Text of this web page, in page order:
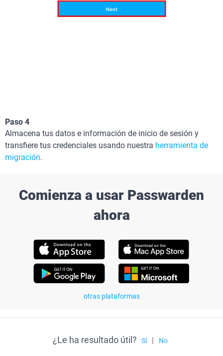
Paso 4
Almacena tus datos e información de inicio de sesión y
transfiere tus credenciales usando nuestra herramienta de
migración.
Comienza a usar Passwarden
ahora
otras plataformas
¿Le ha resultado útil? Sí | No